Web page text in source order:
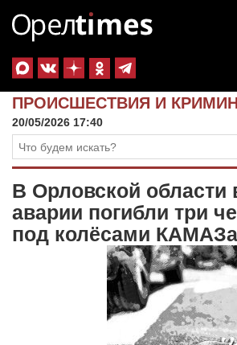
ПРОИСШЕСТВИЯ И
20/05/2026 17:40
В Орловской области
аварии погибли три
под колёсами КАМАЗа